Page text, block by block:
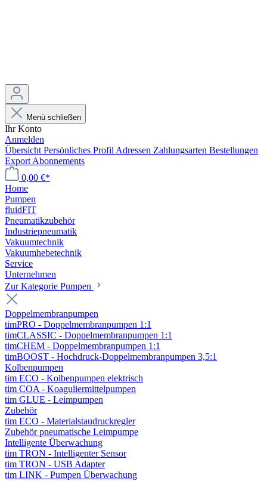
Menü schließen
Ihr Konto
Anmelden
Übersicht Persönliches Profil Adressen Zahlungsarten Bestellungen
Export Abonnements
0,00 €*
Home
Pumpen
fluidFIT
Pneumatikzubehör
Industriepneumatik
Vakuumtechnik
Vakuumhebetechnik
Service
Unternehmen
Zur Kategorie Pumpen
Doppelmembranpumpen
timPRO - Doppelmembranpumpen 1:1
timCLASSIC - Doppelmembranpumpen 1:1
timCHEM - Doppelmembranpumpen 1:1
timBOOST - Hochdruck-Doppelmembranpumpen 3,5:1
Kolbenpumpen
tim ECO - Kolbenpumpen elektrisch
tim COA - Koaguliermittelpumpen
tim GLUE - Leimpumpen
Zubehör
tim ECO - Materialstaudruckregler
Zubehör pneumatische Leimpumpe
Intelligente Überwachung
tim TRON - Intelligenter Sensor
tim TRON - USB Adapter
tim LINK - Pumpen Überwachung